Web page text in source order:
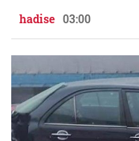
hadise 03:00